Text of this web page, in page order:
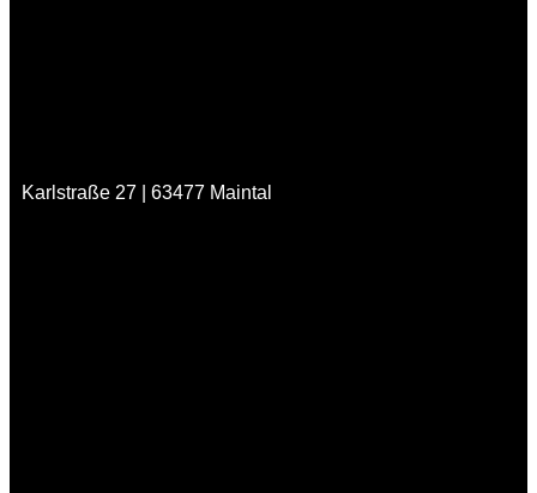
Karlstraße 27 | 63477 Maintal